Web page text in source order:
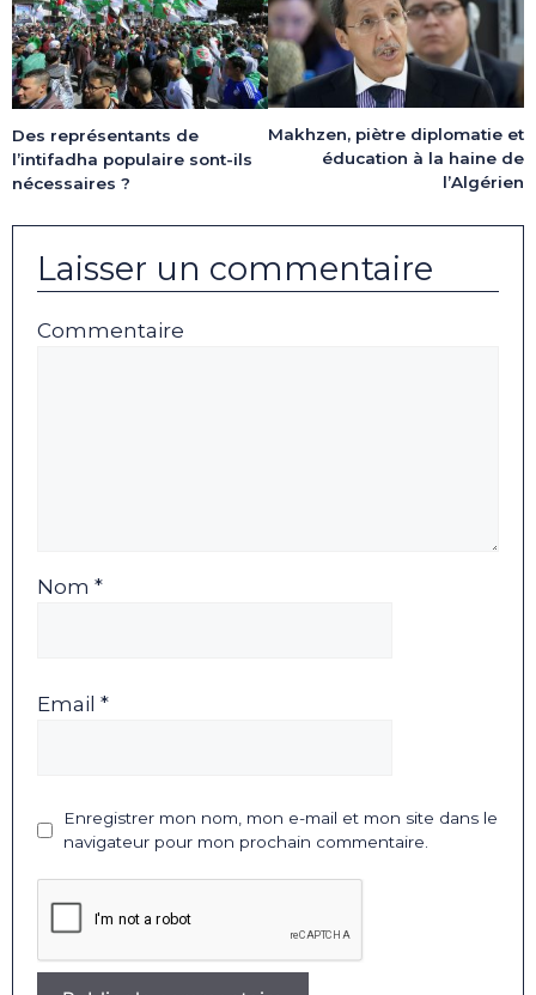
Des représentants de
l’intifadha populaire sont-ils
nécessaires ?
Makhzen, piètre diplomatie et
éducation à la haine de
l’Algérien
Laisser un commentaire
Commentaire
Nom *
Email *
Enregistrer mon nom, mon e-mail et mon site dans le
navigateur pour mon prochain commentaire.